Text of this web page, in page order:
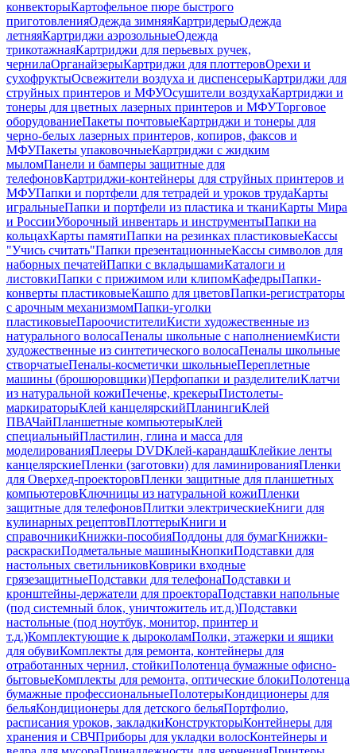
конвекторыКартофельное пюре быстрого
приготовленияОдежда зимняяКартридерыОдежда
летняяКартриджи аэрозольныеОдежда
трикотажнаяКартриджи для перьевых ручек,
чернилаОрганайзерыКартриджи для плоттеровОрехи и
сухофруктыОсвежители воздуха и диспенсерыКартриджи для
струйных принтеров и МФУОсушители воздухаКартриджи и
тонеры для цветных лазерных принтеров и МФУТорговое
оборудованиеПакеты почтовыеКартриджи и тонеры для
черно-белых лазерных принтеров, копиров, факсов и
МФУПакеты упаковочныеКартриджи с жидким
мыломПанели и бамперы защитные для
телефоновКартриджи-контейнеры для струйных принтеров и
МФУПапки и портфели для тетрадей и уроков трудаКарты
игральныеПапки и портфели из пластика и тканиКарты Мира
и РоссииУборочный инвентарь и инструментыПапки на
кольцахКарты памятиПапки на резинках пластиковыеКассы
"Учись считать"Папки презентационныеКассы символов для
наборных печатейПапки с вкладышамиКаталоги и
листовкиПапки с прижимом или клипомКафедрыПапки-
конверты пластиковыеКашпо для цветовПапки-регистраторы
с арочным механизмомПапки-уголки
пластиковыеПароочистителиКисти художественные из
натурального волосаПеналы школьные с наполнениемКисти
художественные из синтетического волосаПеналы школьные
створчатыеПеналы-косметички школьныеПереплетные
машины (брошюровщики)Перфопапки и разделителиКлатчи
из натуральной кожиПеченье, крекерыПистолеты-
маркираторыКлей канцелярскийПланингиКлей
ПВАЧайПланшетные компьютерыКлей
специальныйПластилин, глина и масса для
моделированияПлееры DVDКлей-карандашКлейкие ленты
канцелярскиеПленки (заготовки) для ламинированияПленки
для Оверхед-проекторовПленки защитные для планшетных
компьютеровКлючницы из натуральной кожиПленки
защитные для телефоновПлитки электрическиеКниги для
кулинарных рецептовПлоттерыКниги и
справочникиКнижки-пособияПоддоны для бумагКнижки-
раскраскиПодметальные машиныКнопкиПодставки для
настольных светильниковКоврики входные
грязезащитныеПодставки для телефонаПодставки и
кронштейны-держатели для проектораПодставки напольные
(под системный блок, уничтожитель ит.д.)Подставки
настольные (под ноутбук, монитор, принтер и
т.д.)Комплектующие к дыроколамПолки, этажерки и ящики
для обувиКомплекты для ремонта, контейнеры для
отработанных чернил, стойкиПолотенца бумажные офисно-
бытовыеКомплекты для ремонта, оптические блокиПолотенца
бумажные профессиональныеПолотерыКондиционеры для
бельяКондиционеры для детского бельяПортфолио,
расписания уроков, закладкиКонструкторыКонтейнеры для
хранения и СВЧПриборы для укладки волосКонтейнеры и